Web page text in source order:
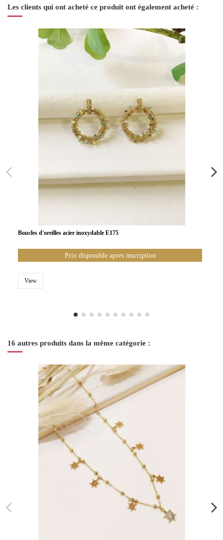
Les clients qui ont acheté ce produit ont également acheté :
Boucles d'oreilles acier inoxydable E175
Prix disponible après inscription
View
16 autres produits dans la même catégorie :